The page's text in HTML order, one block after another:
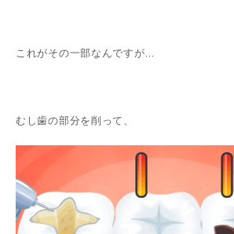
これがその一部なんですが…
むし歯の部分を削って、